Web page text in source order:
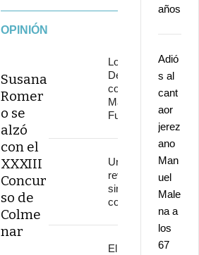
OPINIÓN
Susana
Romer
o se
alzó
con el
XXXIII
Concur
so de
Colme
nar
Los
Delinqüentes
conquistan
Marenostrum
Fuengirola
Una
revolución
sin
continuidad
El
años
Adió
s al
cant
aor
jerez
ano
Man
uel
Male
na a
los
67